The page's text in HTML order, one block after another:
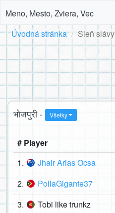
Meno, Mesto, Zviera, Vec
Úvodná stránka Sieň slávy
भोजपुरी - Všetky
# Player
1.
Jhair Arias Ocsa
2. PollaGigante37
3. Tobi like trunkz